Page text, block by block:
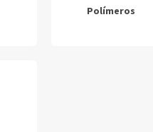
Polímeros